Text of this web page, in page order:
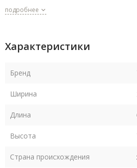
подробнее
Характеристики
Бренд
Ширина
Длина
Высота
Страна происхождения